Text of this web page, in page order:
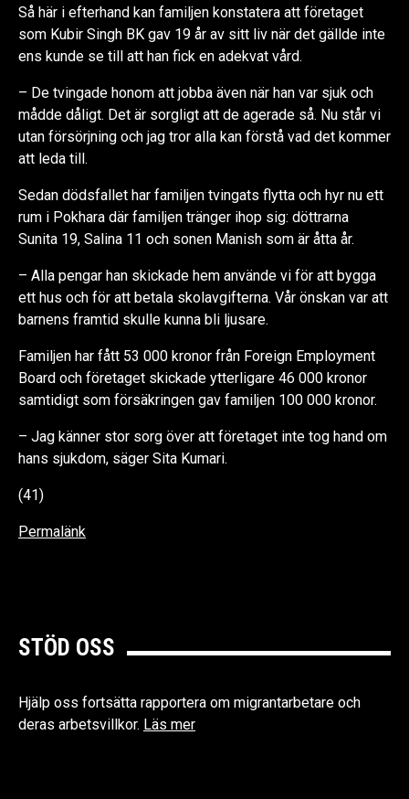
Så här i efterhand kan familjen konstatera att företaget
som Kubir Singh BK gav 19 år av sitt liv när det gällde inte
ens kunde se till att han fick en adekvat vård.
– De tvingade honom att jobba även när han var sjuk och
mådde dåligt. Det är sorgligt att de agerade så. Nu står vi
utan försörjning och jag tror alla kan förstå vad det kommer
att leda till.
Sedan dödsfallet har familjen tvingats flytta och hyr nu ett
rum i Pokhara där familjen tränger ihop sig: döttrarna
Sunita 19, Salina 11 och sonen Manish som är åtta år.
– Alla pengar han skickade hem använde vi för att bygga
ett hus och för att betala skolavgifterna. Vår önskan var att
barnens framtid skulle kunna bli ljusare.
Familjen har fått 53 000 kronor från Foreign Employment
Board och företaget skickade ytterligare 46 000 kronor
samtidigt som försäkringen gav familjen 100 000 kronor.
– Jag känner stor sorg över att företaget inte tog hand om
hans sjukdom, säger Sita Kumari.
(41)
Permalänk
STÖD OSS
Hjälp oss fortsätta rapportera om migrantarbetare och
deras arbetsvillkor. Läs mer